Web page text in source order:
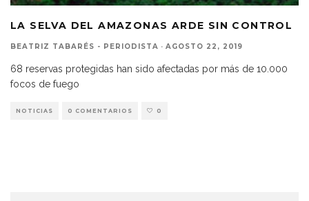
LA SELVA DEL AMAZONAS ARDE SIN CONTROL
BEATRIZ TABARÉS - PERIODISTA · AGOSTO 22, 2019
68 reservas protegidas han sido afectadas por más de 10.000
focos de fuego
NOTICIAS 0 COMENTARIOS 0